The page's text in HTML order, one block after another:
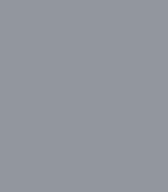
Zeitpunkt
/